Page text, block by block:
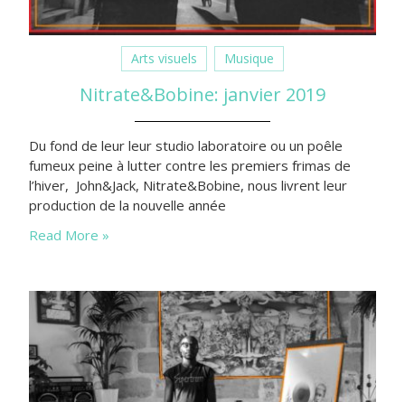
Arts visuels Musique
Nitrate&Bobine: janvier 2019
Du fond de leur leur studio laboratoire ou un poêle
fumeux peine à lutter contre les premiers frimas de
l’hiver, John&Jack, Nitrate&Bobine, nous livrent leur
production de la nouvelle année
Read More »